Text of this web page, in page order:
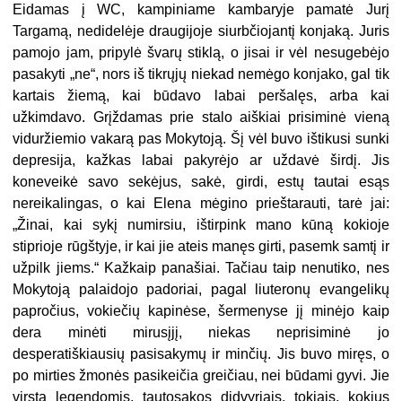
Eidamas į WC, kampiniame kambaryje pamatė Jurį
Targamą, nedidelėje draugijoje siurbčiojantį konjaką. Juris
pamojo jam, pripylė švarų stiklą, o jisai ir vėl nesugebėjo
pasakyti „ne“, nors iš tikrųjų niekad nemėgo konjako, gal tik
kartais žiemą, kai būdavo labai peršalęs, arba kai
užkimdavo. Grįždamas prie stalo aiškiai prisiminė vieną
viduržiemio vakarą pas Mokytoją. Šį vėl buvo ištikusi sunki
depresija, kažkas labai pakyrėjo ar uždavė širdį. Jis
koneveikė savo sekėjus, sakė, girdi, estų tautai esąs
nereikalingas, o kai Elena mėgino prieštarauti, tarė jai:
„Žinai, kai sykį numirsiu, ištirpink mano kūną kokioje
stiprioje rūgštyje, ir kai jie ateis manęs girti, pasemk samtį ir
užpilk jiems.“ Kažkaip panašiai. Tačiau taip nenutiko, nes
Mokytoją palaidojo padoriai, pagal liuteronų evangelikų
papročius, vokiečių kapinėse, šermenyse jį minėjo kaip
dera minėti mirusįjį, niekas neprisiminė jo
desperatiškiausių pasisakymų ir minčių. Jis buvo miręs, o
po mirties žmonės pasikeičia greičiau, nei būdami gyvi. Jie
virsta legendomis, tautosakos didvyriais, tokiais, kokius